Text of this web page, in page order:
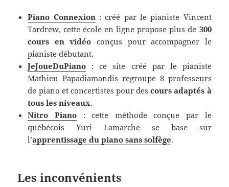
Piano Connexion: créé par le pianiste Vincent
Tardrew, cette école en ligne propose plus de 300
cours en vidéo conçus pour accompagner le
pianiste débutant.
JeJoueDuPiano : ce site créé par le pianiste
Mathieu Papadiamandis regroupe 8 professeurs
de piano et concertistes pour descours adaptés à
tous les niveaux.
Nitro Piano : cette méthode conçue par le
québécois Yuri Lamarche se base sur
l’apprentissage du piano sans solfège.
Les inconvénients